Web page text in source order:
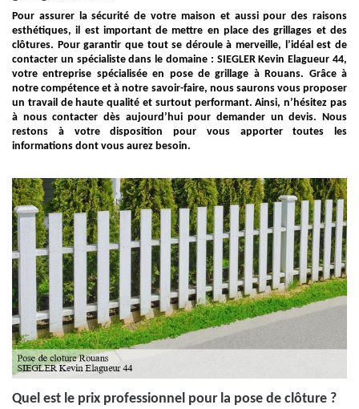
Pour assurer la sécurité de votre maison et aussi pour des raisons
esthétiques, il est important de mettre en place des grillages et des
clôtures. Pour garantir que tout se déroule à merveille, l’idéal est de
contacter un spécialiste dans le domaine : SIEGLER Kevin Elagueur 44,
votre entreprise spécialisée en pose de grillage à Rouans. Grâce à
notre compétence et à notre savoir-faire, nous saurons vous proposer
un travail de haute qualité et surtout performant. Ainsi, n’hésitez pas
à nous contacter dès aujourd’hui pour demander un devis. Nous
restons à votre disposition pour vous apporter toutes les
informations dont vous aurez besoin.
Quel est le prix professionnel pour la pose de clôture ?